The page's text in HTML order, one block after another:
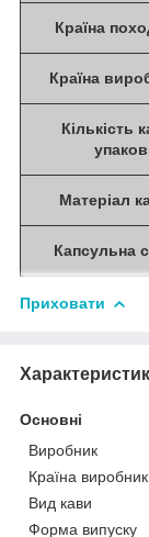
Країна
Країна
Кількість
Матеріал
Капсульна
Приховати
Основні
Виробник
Країна виробник
Вид кави
Форма випуску